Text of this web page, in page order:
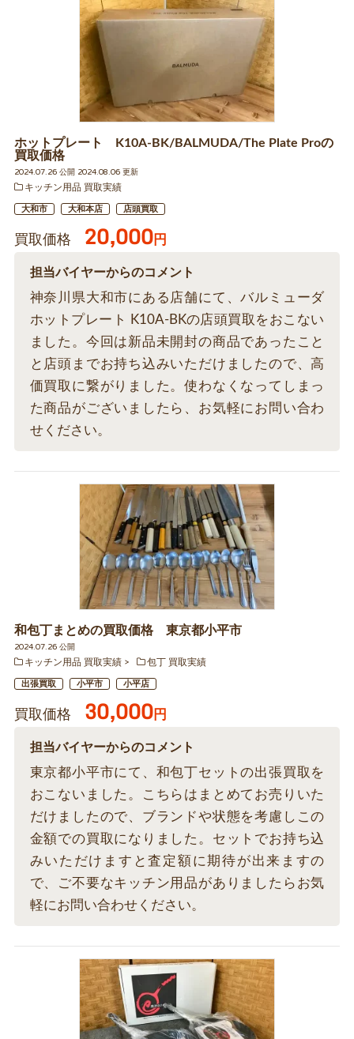
ホットプレート K10A-BK/BALMUDA/The Plate Proの
買取価格
2024.07.26 公開 2024.08.06 更新
キッチン用品 買取実績
大和市 大和本店 店頭買取
買取価格 20,000円
担当バイヤーからのコメント
神奈川県大和市にある店舗にて、バルミューダ
ホットプレート K10A-BKの店頭買取をおこない
ました。今回は新品未開封の商品であったこと
と店頭までお持ち込みいただけましたので、高
価買取に繋がりました。使わなくなってしまっ
た商品がございましたら、お気軽にお問い合わ
せください。
和包丁まとめの買取価格 東京都小平市
2024.07.26 公開
キッチン用品 買取実績
包丁 買取実績
出張買取 小平市 小平店
買取価格 30,000円
担当バイヤーからのコメント
東京都小平市にて、和包丁セットの出張買取を
おこないました。こちらはまとめてお売りいた
だけましたので、ブランドや状態を考慮しこの
金額での買取になりました。セットでお持ち込
みいただけますと査定額に期待が出来ますの
で、ご不要なキッチン用品がありましたらお気
軽にお問い合わせください。